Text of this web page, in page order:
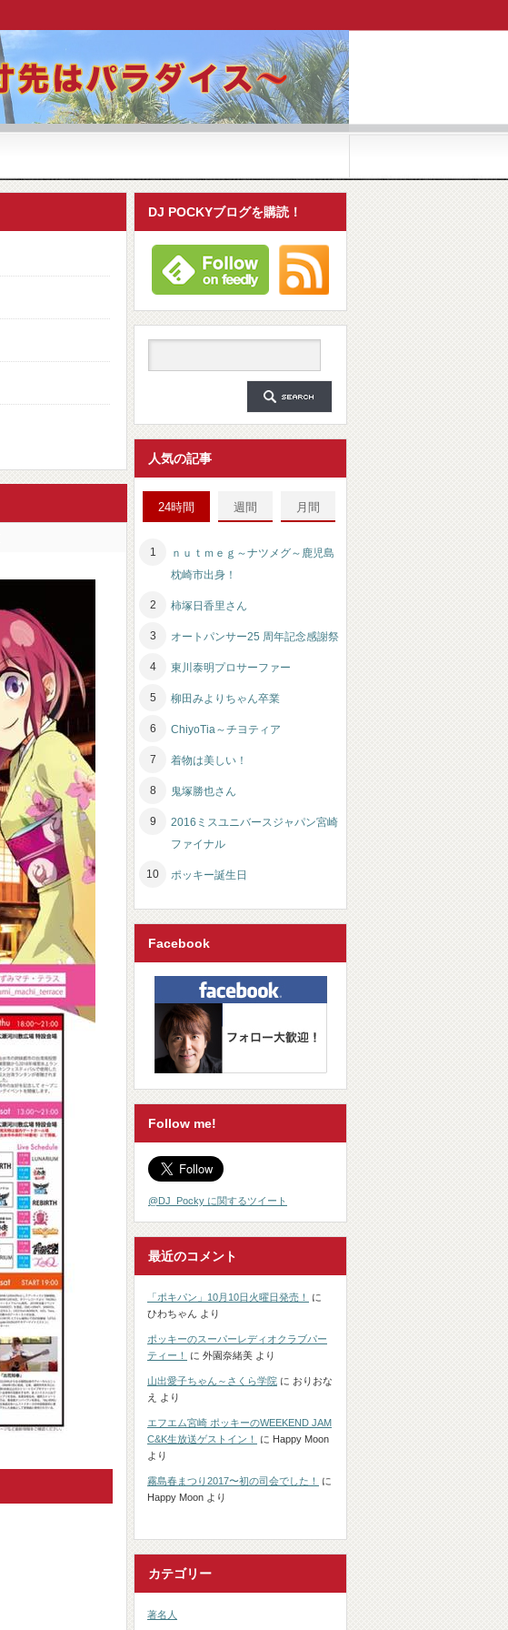
DJ POCKYブログを購読！
人気の記事
24時間 週間 月間
ｎｕｔｍｅｇ～ナツメグ～鹿児島
枕崎市出身！
柿塚日香里さん
オートパンサー25 周年記念感謝祭
東川泰明プロサーファー
柳田みよりちゃん卒業
ChiyoTia～チヨティア
着物は美しい！
鬼塚勝也さん
2016ミスユニバースジャパン宮崎
ファイナル
ポッキー誕生日
Facebook
Follow me!
@DJ_Pocky に関するツイート
最近のコメント
「ポキパン」10月10日火曜日発売！
に
ひわちゃん より
ポッキーのスーパーレディオクラブパー
ティー！
に 外園奈緒美 より
山出愛子ちゃん～さくら学院 に おりおな
え
より
エフエム宮崎 ポッキーのWEEKEND JAM
C&K生放送ゲストイン！
に Happy Moon
より
霧島春まつり2017〜初の司会でした！
に
Happy Moon より
カテゴリー
著名人